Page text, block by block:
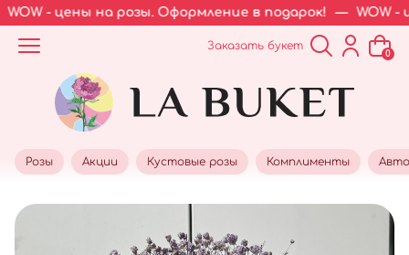
- цены на розы. Оформление в подарок! — WOW -
Заказать букет
0
Розы Акции Кустовые розы Комплименты